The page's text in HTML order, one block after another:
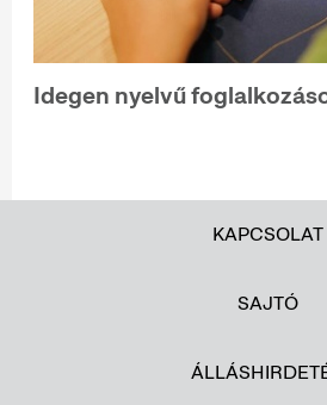
Idegen nyelvű
KAPCSOLAT
SAJTÓ